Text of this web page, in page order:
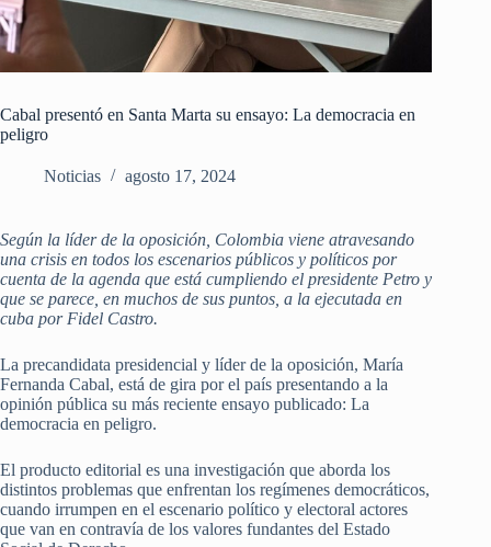
Cabal presentó en Santa Marta su ensayo: La democracia en
peligro
Noticias agosto 17, 2024
Según la líder de la oposición, Colombia viene atravesando
una crisis en todos los escenarios públicos y políticos por
cuenta de la agenda que está cumpliendo el presidente Petro y
que se parece, en muchos de sus puntos, a la ejecutada en
cuba por Fidel Castro.
La precandidata presidencial y líder de la oposición, María
Fernanda Cabal, está de gira por el país presentando a la
opinión pública su más reciente ensayo publicado: La
democracia en peligro.
El producto editorial es una investigación que aborda los
distintos problemas que enfrentan los regímenes democráticos,
cuando irrumpen en el escenario político y electoral actores
que van en contravía de los valores fundantes del Estado